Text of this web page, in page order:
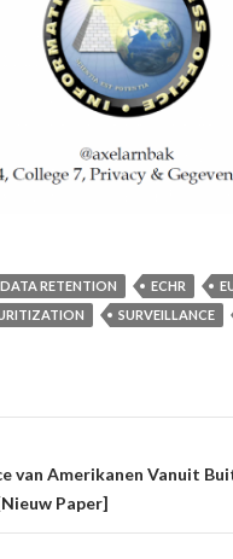
DATA RETENTION ECHR
SURVEILLANCE
van Amerikanen Vanuit
Paper]